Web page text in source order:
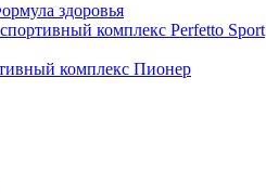
здоровья
комплекс Perfetto Sport
комплекс Пионер